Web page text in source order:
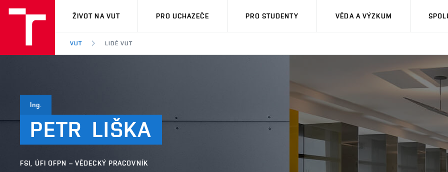
VUT
ŽIVOT NA VUT PRO UCHAZEČE PRO STUDENTY VĚDA A VÝZKUM
VUT LIDÉ VUT
Ing.
PETR LIŠKA
FSI, ÚFI OFPN – VĚDECKÝ PRACOVNÍK